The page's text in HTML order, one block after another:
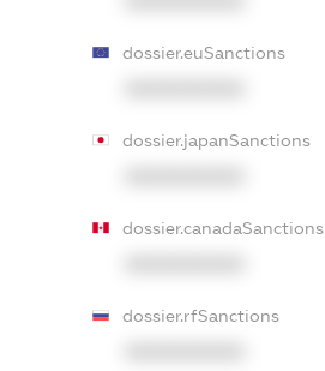
dossier.euSanctions
dossier.japanSanctions
dossier.canadaSanctions
dossier.rfSanctions